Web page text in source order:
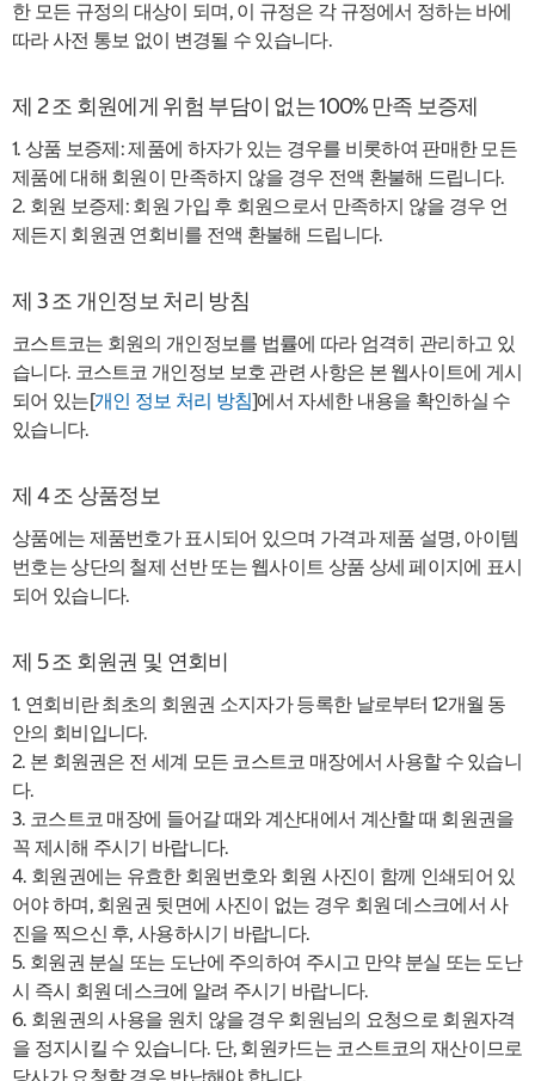
한 모든 규정의 대상이 되며, 이 규정은 각 규정에서 정하는 바에
따라 사전 통보 없이 변경될 수 있습니다.
제 2 조 회원에게 위험 부담이 없는 100% 만족 보증제
1. 상품 보증제: 제품에 하자가 있는 경우를 비롯하여 판매한 모든
제품에 대해 회원이 만족하지 않을 경우 전액 환불해 드립니다.
2. 회원 보증제: 회원 가입 후 회원으로서 만족하지 않을 경우 언
제든지 회원권 연회비를 전액 환불해 드립니다.
제 3 조 개인정보 처리 방침
코스트코는 회원의 개인정보를 법률에 따라 엄격히 관리하고 있
습니다. 코스트코 개인정보 보호 관련 사항은 본 웹사이트에 게시
되어 있는[개인 정보 처리 방침]에서 자세한 내용을 확인하실 수
있습니다.
제 4 조 상품정보
상품에는 제품번호가 표시되어 있으며 가격과 제품 설명, 아이템
번호는 상단의 철제 선반 또는 웹사이트 상품 상세 페이지에 표시
되어 있습니다.
제 5 조 회원권 및 연회비
1. 연회비란 최초의 회원권 소지자가 등록한 날로부터 12개월 동
안의 회비입니다.
2. 본 회원권은 전 세계 모든 코스트코 매장에서 사용할 수 있습니
다.
3. 코스트코 매장에 들어갈 때와 계산대에서 계산할 때 회원권을
꼭 제시해 주시기 바랍니다.
4. 회원권에는 유효한 회원번호와 회원 사진이 함께 인쇄되어 있
어야 하며, 회원권 뒷면에 사진이 없는 경우 회원 데스크에서 사
진을 찍으신 후, 사용하시기 바랍니다.
5. 회원권 분실 또는 도난에 주의하여 주시고 만약 분실 또는 도난
시 즉시 회원 데스크에 알려 주시기 바랍니다.
6. 회원권의 사용을 원치 않을 경우 회원님의 요청으로 회원자격
을 정지시킬 수 있습니다. 단, 회원카드는 코스트코의 재산이므로